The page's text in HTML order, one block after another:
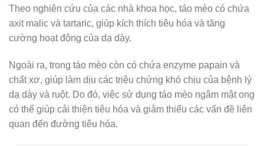
Theo nghiên cứu của các nhà khoa học, táo mèo có chứa
axit malic và tartaric, giúp kích thích tiêu hóa và tăng
cường hoạt động của dạ dày.
Ngoài ra, trong táo mèo còn có chứa enzyme papain và
chất xơ, giúp làm dịu các triệu chứng khó chịu của bệnh lý
dạ dày và ruột. Do đó, việc sử dụng táo mèo ngâm mật ong
có thể giúp cải thiện tiêu hóa và giảm thiểu các vấn đề liên
quan đến đường tiêu hóa.